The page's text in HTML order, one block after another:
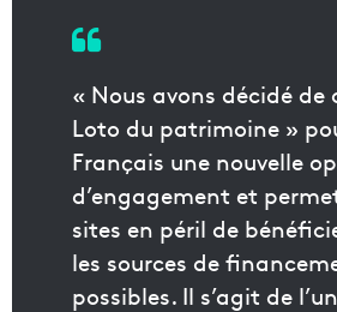
« Nous avons décidé de
Loto du patrimoine »
Français une nouvelle
d’engagement et
sites en péril de
les sources de
possibles. Il s’agit de